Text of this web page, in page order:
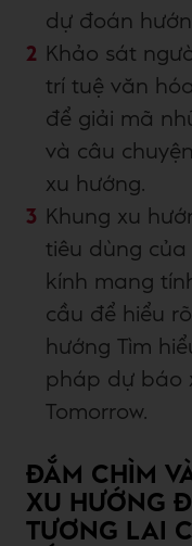
dự đoán
Khảo sát
trí tuệ văn
để giải mã
và câu
xu hướng.
Khung xu
tiêu dùng
kính mang
cầu để hiểu
hướng Tìm
pháp dự báo
Tomorrow.
ĐẮM CHÌM
XU HƯỚNG
TƯƠNG LAI